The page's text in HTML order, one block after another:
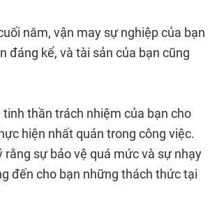
năm, vận may sự nghiệp của bạn
đáng kể, và tài sản của bạn cũng
tinh thần trách nhiệm của bạn cho
hiện nhất quán trong công việc.
rằng sự bảo vệ quá mức và sự nhạy
đến cho bạn những thách thức tại